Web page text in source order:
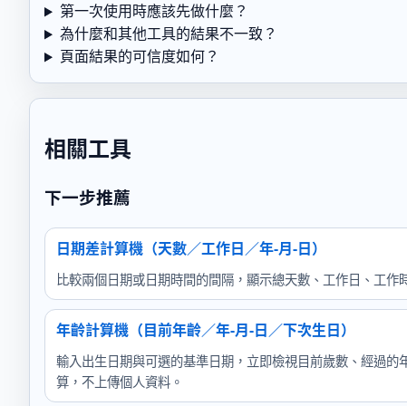
第一次使用時應該先做什麼？
為什麼和其他工具的結果不一致？
頁面結果的可信度如何？
相關工具
下一步推薦
日期差計算機（天數／工作日／年-月-日）
比較兩個日期或日期時間的間隔，顯示總天數、工作日、工
年齡計算機（目前年齡／年-月-日／下次生日）
輸入出生日期與可選的基準日期，立即檢視目前歲數、經過
算，不上傳個人資料。